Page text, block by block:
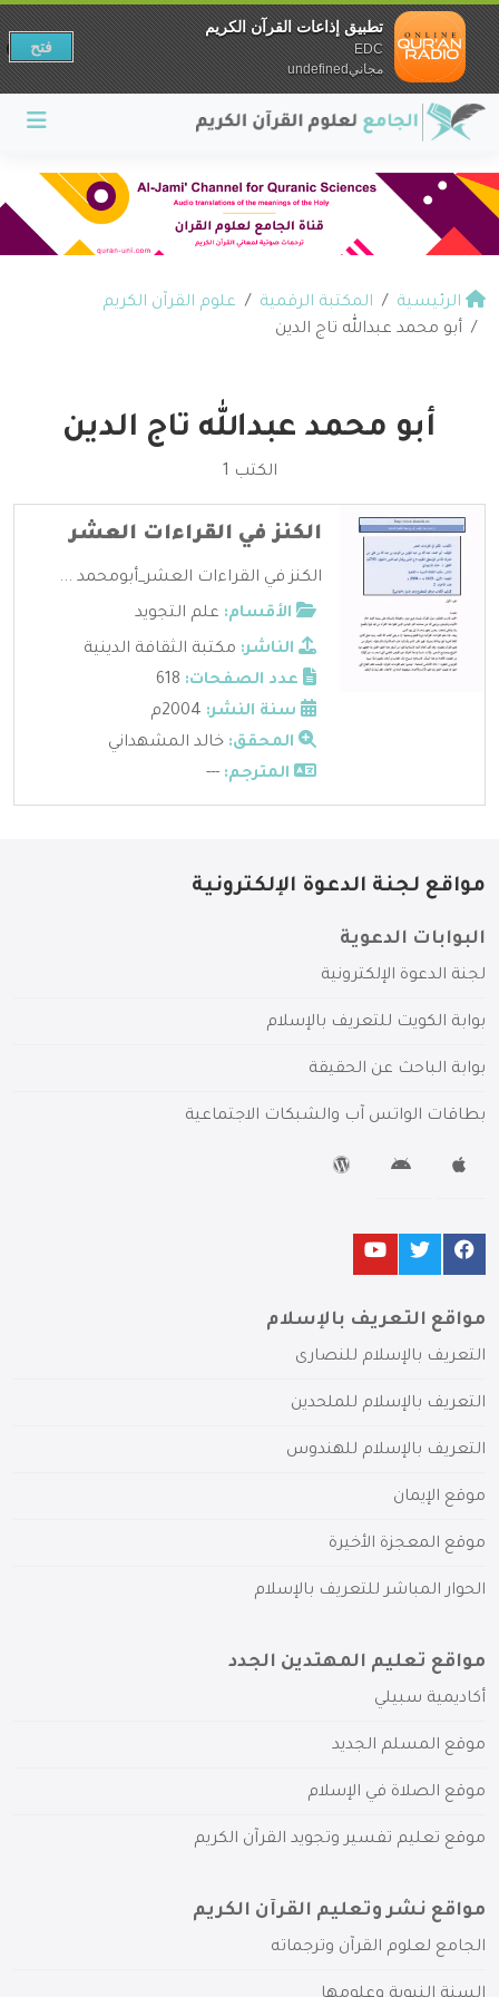
الرئيسية المكتبة الرقمية
علوم القرآن الكريم
أبو محمد عبدالله تاج الدين
أبو محمد عبدالله تاج الدين
الكتب 1
الكنز في القراءات العشر
الكنز في القراءات العشر_أبومحمد ...
الأقسام: علم التجويد
الناشر: مكتبة الثقافة الدينية
عدد الصفحات:
سنة النشر:
المحقق: خالد المشهداني
المترجم: ---
مواقع لجنة الدعوة الإلكترونية
البوابات الدعوية
لجنة الدعوة الإلكترونية
بوابة الكويت للتعريف بالإسلام
بوابة الباحث عن الحقيقة
بطاقات الواتس آب والشبكات الاجتماعية
مواقع التعريف بالإسلام
التعريف بالإسلام للنصارى
التعريف بالإسلام للملحدين
التعريف بالإسلام للهندوس
موقع الإيمان
موقع المعجزة الأخيرة
الحوار المباشر للتعريف بالإسلام
مواقع تعليم المهتدين الجدد
أكاديمية سبيلي
موقع المسلم الجديد
موقع الصلاة في الإسلام
موقع تعليم تفسير وتجويد القرآن الكريم
مواقع نشر وتعليم القرآن الكريم
الجامع لعلوم القرآن وترجماته
تطبيق إذاعات القرآن الكريم
EDC
مجانيundefined
فتح